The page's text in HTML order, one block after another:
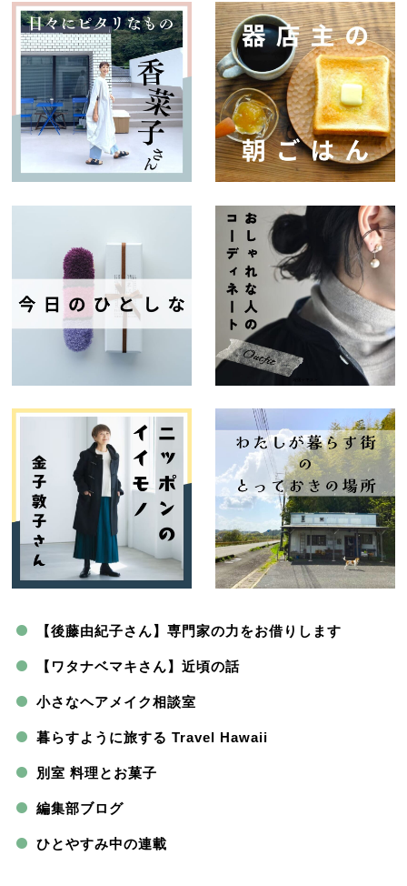
【後藤由紀子さん】専門家の力をお借りします
【ワタナベマキさん】近頃の話
小さなヘアメイク相談室
暮らすように旅する Travel Hawaii
別室 料理とお菓子
編集部ブログ
ひとやすみ中の連載